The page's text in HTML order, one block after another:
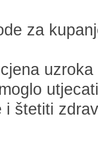
za
uzroka
utjecati
i štetiti